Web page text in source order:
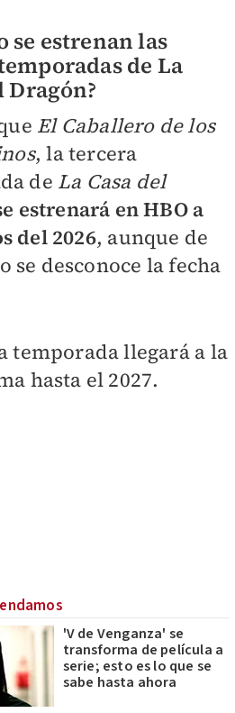
se estrenan las
de La
Dragón?
El Caballero de los
, la tercera
de La Casa del
estrenará en HBO a
del 2026, aunque de
se desconoce la fecha
temporada llegará a la
hasta el 2027.
'V de Venganza' se
transforma de película a
serie; esto es lo que se
sabe hasta ahora